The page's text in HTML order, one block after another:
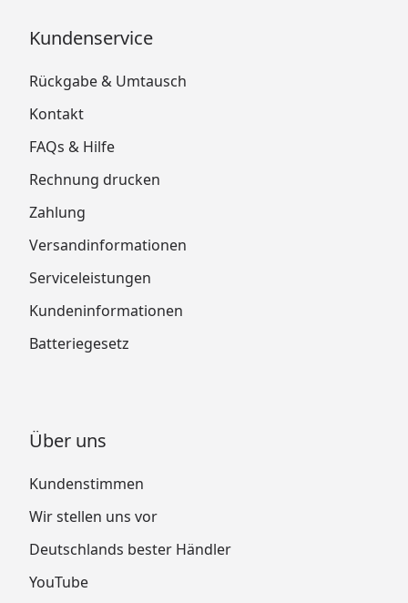
Kundenservice
Rückgabe & Umtausch
Kontakt
FAQs & Hilfe
Rechnung drucken
Zahlung
Versandinformationen
Serviceleistungen
Kundeninformationen
Batteriegesetz
Über uns
Kundenstimmen
Wir stellen uns vor
Deutschlands bester Händler
YouTube